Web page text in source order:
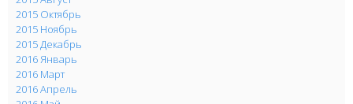
2015 Октябрь
2015 Ноябрь
2015 Декабрь
2016 Январь
2016 Март
2016 Апрель